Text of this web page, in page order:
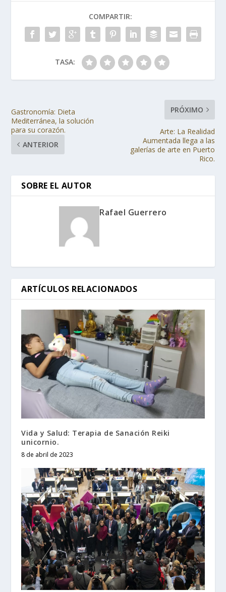
COMPARTIR:
TASA:
Gastronomía: Dieta
Mediterránea, la solución
para su corazón.
ANTERIOR
PRÓXIMO
Arte: La Realidad
Aumentada llega a las
galerías de arte en Puerto
Rico.
SOBRE EL AUTOR
Rafael Guerrero
ARTÍCULOS RELACIONADOS
Vida y Salud: Terapia de Sanación Reiki
unicornio.
8 de abril de 2023